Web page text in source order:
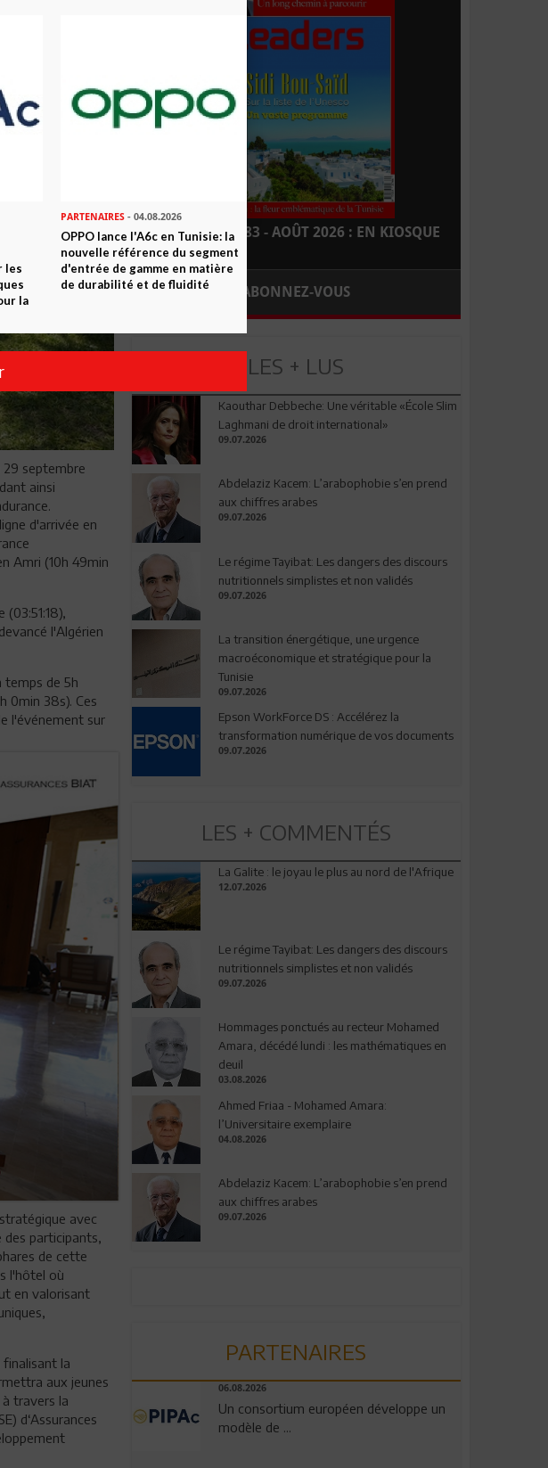
29 septembre
ainsi
d'arrivée en
Amri (10h 49min
l'Algérien
temps de 5h
0min 38s). Ces
l'événement sur
avec
des participants,
de cette
l'hôtel où
en valorisant
finalisant la
aux jeunes
travers la
d‘Assurances
LEADERS N° 183 - AOÛT 2026 : EN KIOSQUE
ABONNEZ-VOUS
LES + LUS
Kaouthar Debbeche: Une véritable «École Slim
Laghmani de droit international»
09.07.2026
Abdelaziz Kacem: L’arabophobie s’en prend
aux chiffres arabes
09.07.2026
Le régime Tayibat: Les dangers des discours
nutritionnels simplistes et non validés
09.07.2026
La transition énergétique, une urgence
macroéconomique et stratégique pour la
Tunisie
09.07.2026
Epson WorkForce DS : Accélérez la
transformation numérique de vos documents
09.07.2026
LES + COMMENTÉS
La Galite : le joyau le plus au nord de l'Afrique
12.07.2026
Le régime Tayibat: Les dangers des discours
nutritionnels simplistes et non validés
09.07.2026
Hommages ponctués au recteur Mohamed
Amara, décédé lundi : les mathématiques en
deuil
03.08.2026
Ahmed Friaa - Mohamed Amara:
l’Universitaire exemplaire
04.08.2026
Abdelaziz Kacem: L’arabophobie s’en prend
aux chiffres arabes
09.07.2026
PARTENAIRES
06.08.2026
Un consortium européen développe un
modèle de ...
les
la
PARTENAIRES- 04.08.2026
OPPO lance l'A6c en Tunisie: la
nouvelle référence du segment
d'entrée de gamme en matière
de durabilité et de fluidité